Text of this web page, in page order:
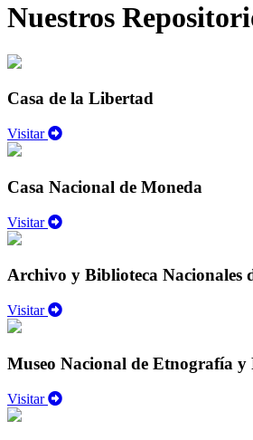
Nuestros
Casa de la Libertad
Visitar
Casa Nacional de Moneda
Visitar
Archivo y Biblioteca Nacionales
Visitar
Museo Nacional de Etnografía y
Visitar